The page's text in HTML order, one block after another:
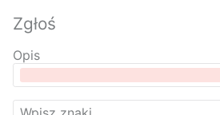
Zgłoś
Opis